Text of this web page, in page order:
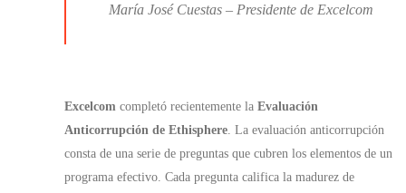
María José Cuestas – Presidente de Excelcom
Excelcom completó recientemente la Evaluación
Anticorrupción de Ethisphere. La evaluación anticorrupción
consta de una serie de preguntas que cubren los elementos de un
programa efectivo. Cada pregunta califica la madurez de